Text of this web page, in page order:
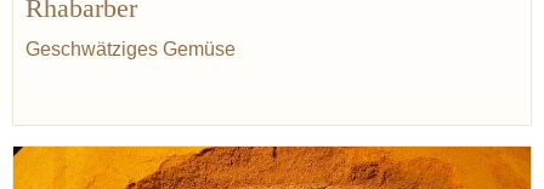
Rhabarber
Geschwätziges Gemüse